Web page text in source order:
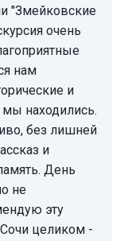
"Змейковские
очень
нам
и
находились.
без лишней
и
День
не
эту
целиком -